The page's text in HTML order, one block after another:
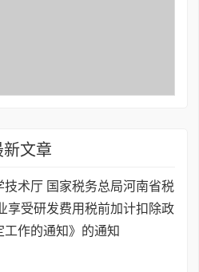
新文章
术厅 国家税务总局河南省税
享受研发费用税前加计扣除政
作的通知》的通知